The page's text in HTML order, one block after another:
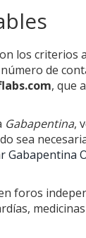
los criterios
de
, que
Gabapentina,
sea
Gabapentina
foros